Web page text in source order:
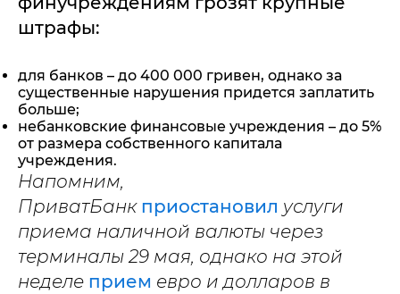
штрафы:
для банков – до 400 000 гривен, однако за
существенные нарушения придется заплатить
больше;
небанковские финансовые учреждения – до 5%
от размера собственного капитала
учреждения.
Напомним,
ПриватБанк приостановил услуги
приема наличной валюты через
терминалы 29 мая, однако на этой
неделе прием евро и долларов в